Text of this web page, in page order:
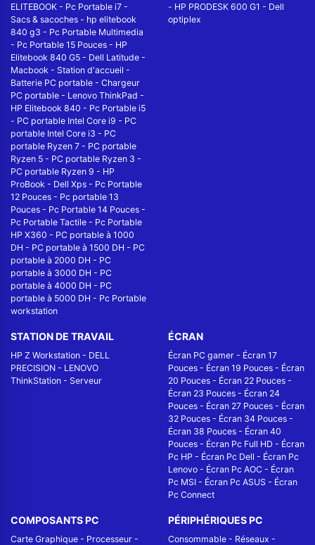
ELITEBOOK - Pc Portable i7 -
Sacs & sacoches - hp elitebook
840 g3 - Pc Portable Multimedia
- Pc Portable 15 Pouces - HP
Elitebook 840 G5 - Dell Latitude -
Macbook - Station d'accueil -
Batterie PC portable - Chargeur
PC portable - Lenovo ThinkPad -
HP Elitebook 840 - Pc Portable i5
- PC portable Intel Core i9 - PC
portable Intel Core i3 - PC
portable Ryzen 7 - PC portable
Ryzen 5 - PC portable Ryzen 3 -
PC portable Ryzen 9 - HP
ProBook - Dell Xps - Pc Portable
12 Pouces - Pc portable 13
Pouces - Pc Portable 14 Pouces -
Pc Portable Tactile - Pc Portable
HP X360 - PC portable à 1000
DH - PC portable à 1500 DH - PC
portable à 2000 DH - PC
portable à 3000 DH - PC
portable à 4000 DH - PC
portable à 5000 DH - Pc Portable
workstation
- HP PRODESK 600 G1 - Dell
optiplex
STATION DE TRAVAIL
HP Z Workstation - DELL
PRECISION - LENOVO
ThinkStation - Serveur
ÉCRAN
Écran PC gamer - Écran 17
Pouces - Écran 19 Pouces - Écran
20 Pouces - Écran 22 Pouces -
Écran 23 Pouces - Écran 24
Pouces - Écran 27 Pouces - Écran
32 Pouces - Écran 34 Pouces -
Écran 38 Pouces - Écran 40
Pouces - Écran Pc Full HD - Écran
Pc HP - Écran Pc Dell - Écran Pc
Lenovo - Écran Pc AOC - Écran
Pc MSI - Écran Pc ASUS - Écran
Pc Connect
COMPOSANTS PC
Carte Graphique - Processeur -
PÉRIPHÉRIQUES PC
Consommable - Réseaux -